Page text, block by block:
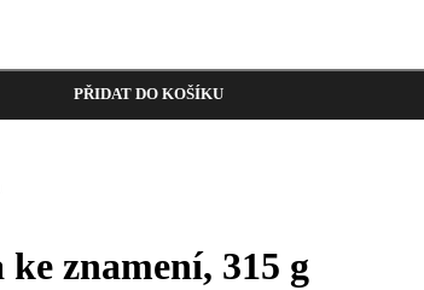
PŘIDAT DO KOŠÍKU
znamení, 315 g